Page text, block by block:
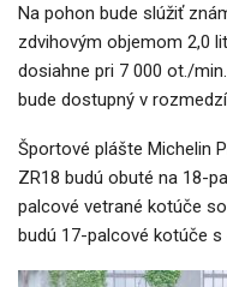
Na pohon bude slúžiť
zdvihovým objemom 2,0
dosiahne pri 7 000 ot./
bude dostupný v
Športové plášte Michelin
ZR18 budú obuté na 18-
palcové vetrané kotúče
budú 17-palcové kotúče